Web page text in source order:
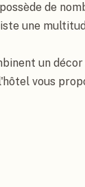
de
une
un
vous